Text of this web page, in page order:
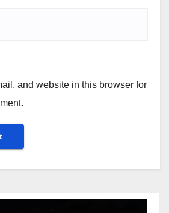
and website in this browser for